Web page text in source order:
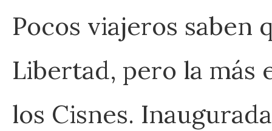
Pocos viajeros saben
Libertad, pero la más
los Cisnes.